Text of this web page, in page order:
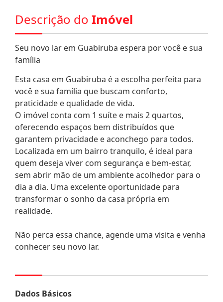
Descrição do Imóvel
Seu novo lar em Guabiruba espera por você e sua
família
Esta casa em Guabiruba é a escolha perfeita para
você e sua família que buscam conforto,
praticidade e qualidade de vida.
O imóvel conta com 1 suíte e mais 2 quartos,
oferecendo espaços bem distribuídos que
garantem privacidade e aconchego para todos.
Localizada em um bairro tranquilo, é ideal para
quem deseja viver com segurança e bem-estar,
sem abrir mão de um ambiente acolhedor para o
dia a dia. Uma excelente oportunidade para
transformar o sonho da casa própria em
realidade.
Não perca essa chance, agende uma visita e venha
conhecer seu novo lar.
Dados Básicos